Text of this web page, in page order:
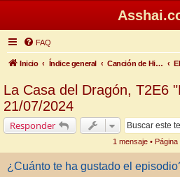
FAQ
Inicio Índice general Canción de Hielo y Fuego
La Casa del Dragón, T2E6
21/07/2024
Responder
1 mensaje • Página
¿Cuánto te ha gustado el